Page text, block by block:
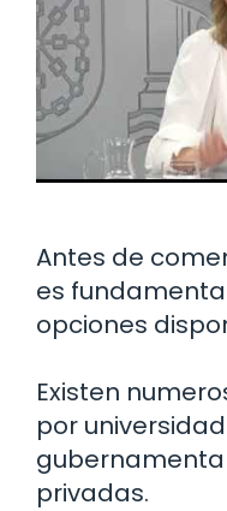
Antes de
es
opciones
Existen
por
privadas.